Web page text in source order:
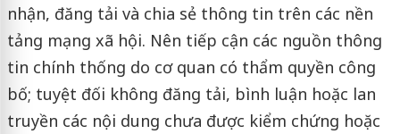
nhận, đăng tải và chia sẻ thông tin trên các nền
tảng mạng xã hội. Nên tiếp cận các nguồn thông
tin chính thống do cơ quan có thẩm quyền công
bố; tuyệt đối không đăng tải, bình luận hoặc lan
truyền các nội dung chưa được kiểm chứng hoặc